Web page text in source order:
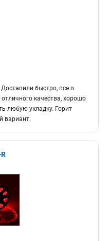
быстро, все в
качества, хорошо
любую укладку. Горит
вариант.